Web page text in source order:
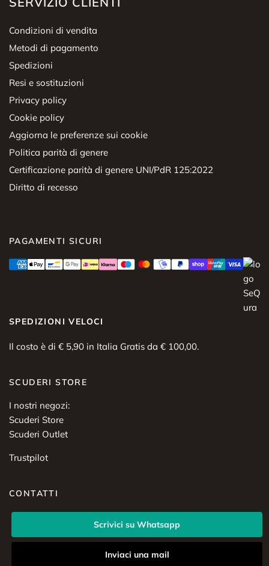
Condizioni di vendita
Metodi di pagamento
Spedizioni
Resi e sostituzioni
Privacy policy
Cookie policy
Aggiorna le preferenze sui cookie
Politica parità di genere
Certificazione parità di genere UNI/PdR 125:2022
Diritto di recesso
PAGAMENTI SICURI
SPEDIZIONI VELOCI
Il costo è di € 5,90 in Italia Gratis da € 100,00.
SCUDERI STORE
I nostri negozi:
Scuderi Store
Scuderi Outlet
Trustpilot
CONTATTI
Scrivici su Whatsapp
Inviaci una mail